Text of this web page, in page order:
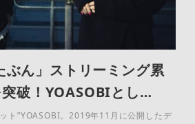
ぶん」ストリーミング累
破！YOASOBIとし…
ト”YOASOBI。2019年11月に公開したデ